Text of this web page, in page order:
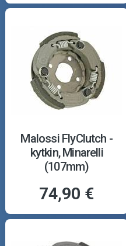
Malossi FlyClutch -
kytkin, Minarelli
(107mm)
74,90 €